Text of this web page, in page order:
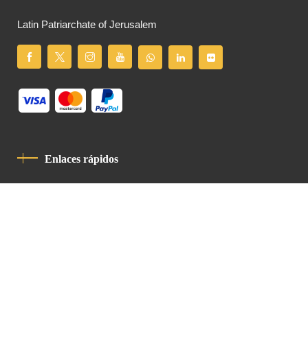
Latin Patriarchate of Jerusalem
Enlaces rápidos